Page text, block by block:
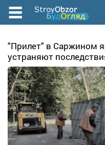
Перейти
содержанию
"Прилет" в Саржином
устраняют